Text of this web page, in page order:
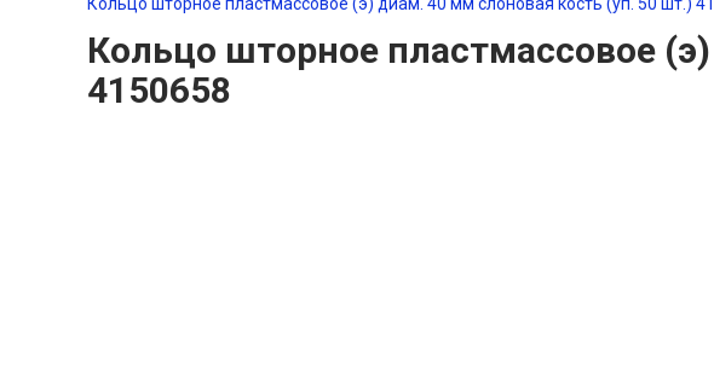
Кольцо шторное пластмассовое
4150658